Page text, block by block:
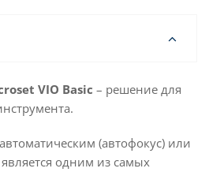
VIO Basic – решение для
(автофокус) или
одним из самых